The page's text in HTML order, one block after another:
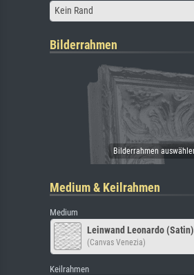
Kein Rand
Bilderrahmen
Medium & Keilrahmen
Medium
Leinwand Leonardo (Satin)
(Canvas Venezia)
Keilrahmen